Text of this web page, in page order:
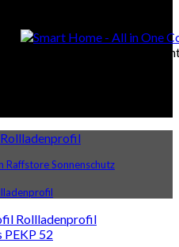
Smart Home - All in One
Rollladenprofil